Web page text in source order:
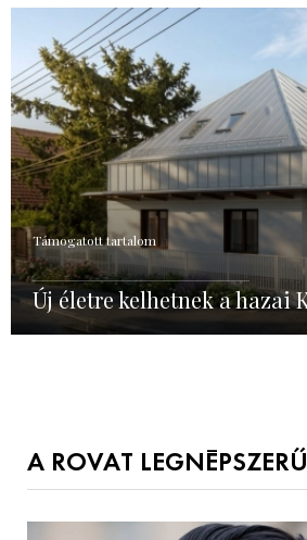
Támogatott tartalom
Új életre kelhetnek a hazai
A ROVAT